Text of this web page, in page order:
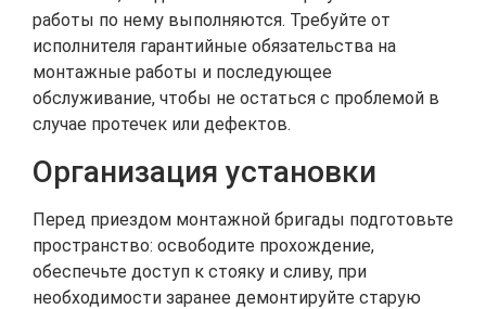
работы по нему выполняются. Требуйте от
исполнителя гарантийные обязательства на
монтажные работы и последующее
обслуживание, чтобы не остаться с проблемой в
случае протечек или дефектов.
Организация установки
Перед приездом монтажной бригады подготовьте
пространство: освободите прохождение,
обеспечьте доступ к стояку и сливу, при
необходимости заранее демонтируйте старую